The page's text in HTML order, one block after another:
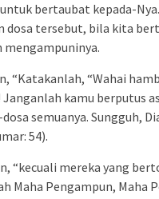
bertaubat kepada-
dosa tersebut, bila kita
mengampuninya.
“Katakanlah, “Wahai
kamu berputus
semuanya. Sungguh,
54).
“kecuali mereka yang
Maha Pengampun, Maha